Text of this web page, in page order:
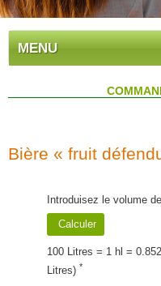
MENU
Bière « fruit
Introduisez le volume
100 Litres = 1 hl =
Litres) *